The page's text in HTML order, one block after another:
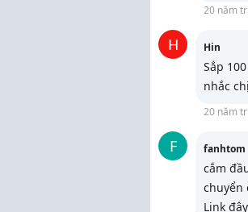
20 năm
H Hin
Sắp
nhắc
20 năm
F fanhtom
cắm
chuyển
Link